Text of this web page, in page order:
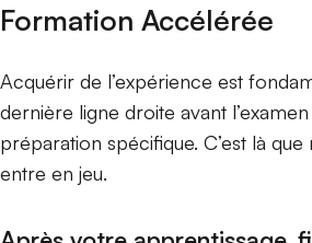
Formation Accélérée
Acquérir de l’expérience est
dernière ligne droite avant
préparation spécifique. C’est là
entre en jeu.